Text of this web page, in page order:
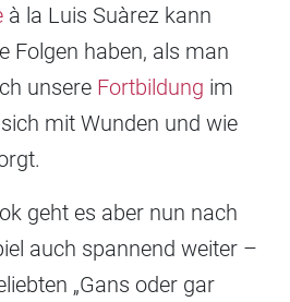
à la Luis Suàrez kann
Folgen haben, als man
unsere Fortbildung im
mit Wunden und wie
geht es aber nun nach
auch spannend weiter –
„Gans oder gar